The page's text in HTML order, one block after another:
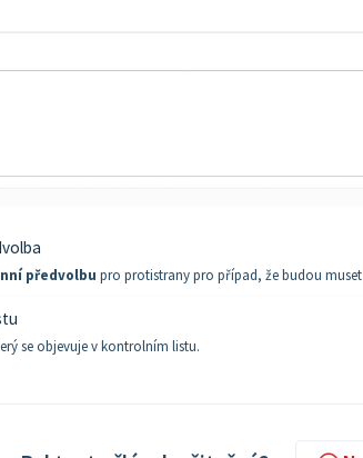
předvolbu pro protistrany pro případ, že budou muset
se objevuje v kontrolním listu.